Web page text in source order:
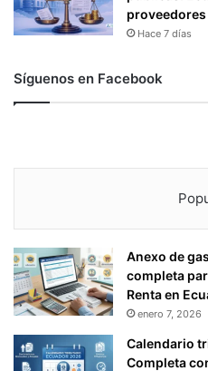
Hace 7 días
Síguenos en Facebook
Anexo de
completa
Renta en
enero 7, 2026
Calendario
Completa